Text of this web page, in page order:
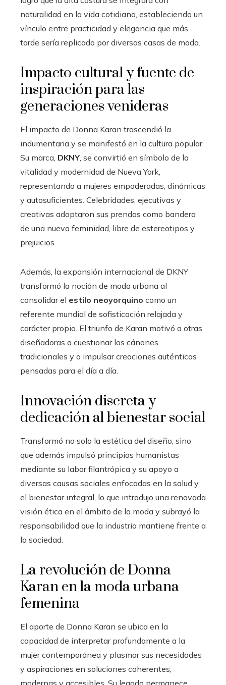
naturalidad en la vida cotidiana, estableciendo un
vínculo entre practicidad y elegancia que más
tarde sería replicado por diversas casas de moda.
Impacto cultural y fuente de
inspiración para las
generaciones venideras
El impacto de Donna Karan trascendió la
indumentaria y se manifestó en la cultura popular.
Su marca, DKNY, se convirtió en símbolo de la
vitalidad y modernidad de Nueva York,
representando a mujeres empoderadas, dinámicas
y autosuficientes. Celebridades, ejecutivas y
creativas adoptaron sus prendas como bandera
de una nueva feminidad, libre de estereotipos y
prejuicios.
Además, la expansión internacional de DKNY
transformó la noción de moda urbana al
consolidar el estilo neoyorquino como un
referente mundial de sofisticación relajada y
carácter propio. El triunfo de Karan motivó a otras
diseñadoras a cuestionar los cánones
tradicionales y a impulsar creaciones auténticas
pensadas para el día a día.
Innovación discreta y
dedicación al bienestar social
Transformó no solo la estética del diseño, sino
que además impulsó principios humanistas
mediante su labor filantrópica y su apoyo a
diversas causas sociales enfocadas en la salud y
el bienestar integral, lo que introdujo una renovada
visión ética en el ámbito de la moda y subrayó la
responsabilidad que la industria mantiene frente a
la sociedad.
La revolución de Donna
Karan en la moda urbana
femenina
El aporte de Donna Karan se ubica en la
capacidad de interpretar profundamente a la
mujer contemporánea y plasmar sus necesidades
y aspiraciones en soluciones coherentes,
modernas y accesibles. Su legado permanece